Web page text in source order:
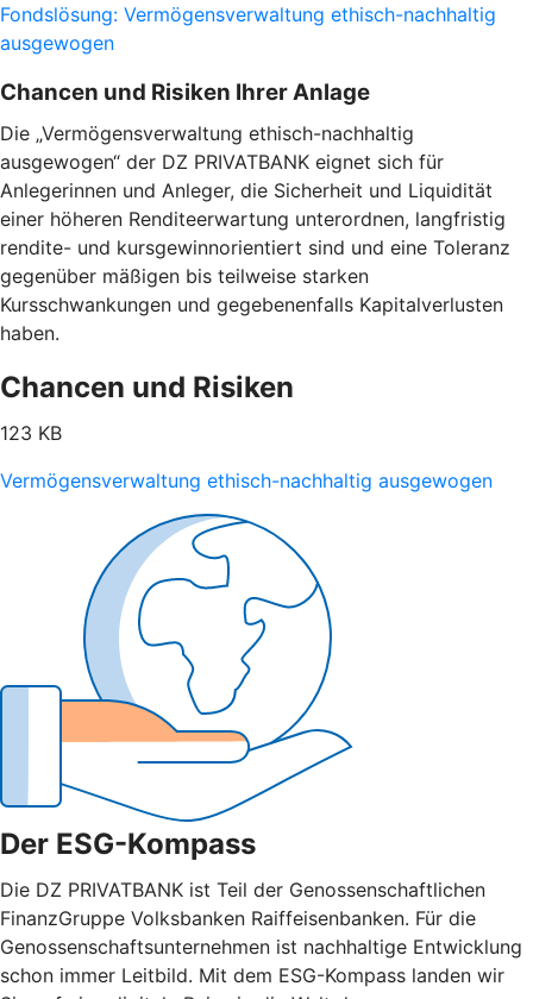
Fondslösung: Vermögensverwaltung ethisch-nachhaltig
ausgewogen
Chancen und Risiken Ihrer Anlage
Die „Vermögensverwaltung ethisch-nachhaltig
ausgewogen“ der DZ PRIVATBANK eignet sich für
Anlegerinnen und Anleger, die Sicherheit und Liquidität
einer höheren Renditeerwartung unterordnen, langfristig
rendite- und kursgewinnorientiert sind und eine Toleranz
gegenüber mäßigen bis teilweise starken
Kursschwankungen und gegebenenfalls Kapitalverlusten
haben.
Chancen und Risiken
123 KB
Vermögensverwaltung ethisch-nachhaltig ausgewogen
Der ESG-Kompass
Die DZ PRIVATBANK ist Teil der Genossenschaftlichen
FinanzGruppe Volksbanken Raiffeisenbanken. Für die
Genossenschaftsunternehmen ist nachhaltige Entwicklung
schon immer Leitbild. Mit dem ESG-Kompass landen wir